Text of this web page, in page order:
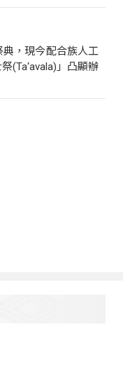
，現今配合族人工
(Ta‘avala)」凸顯辦